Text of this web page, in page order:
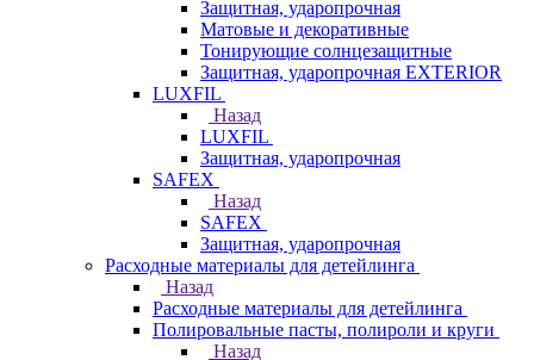
Защитная, ударопрочная
Матовые и декоративные
Тонирующие солнцезащитные
Защитная, ударопрочная EXTERIOR
LUXFIL
Назад
LUXFIL
Защитная, ударопрочная
SAFEX
Назад
SAFEX
Защитная, ударопрочная
Расходные материалы для детейлинга
Назад
Расходные материалы для детейлинга
Полировальные пасты, полироли и круги
Назад